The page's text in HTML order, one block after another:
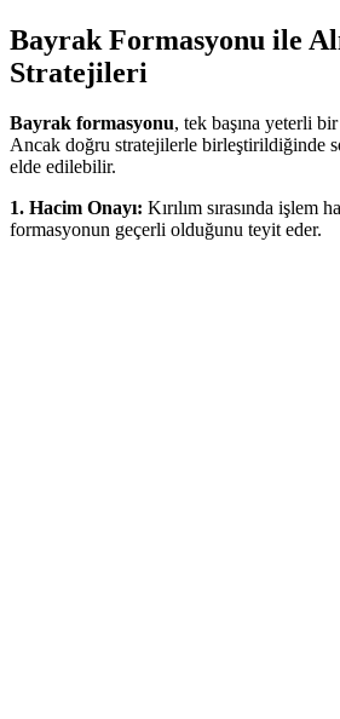
Bayrak Formasyonu ile
Stratejileri
Bayrak formasyonu, tek başına yeterli
Ancak doğru stratejilerle birleştirildiğinde
elde edilebilir.
1. Hacim Onayı: Kırılım sırasında işlem
formasyonun geçerli olduğunu teyit eder.